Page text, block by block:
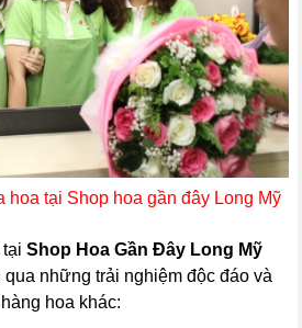
hoa tại Shop hoa gần đây Long Mỹ
tạiShop Hoa Gần Đây Long Mỹ
qua những trải nghiệm độc đáo và
hoa khác: